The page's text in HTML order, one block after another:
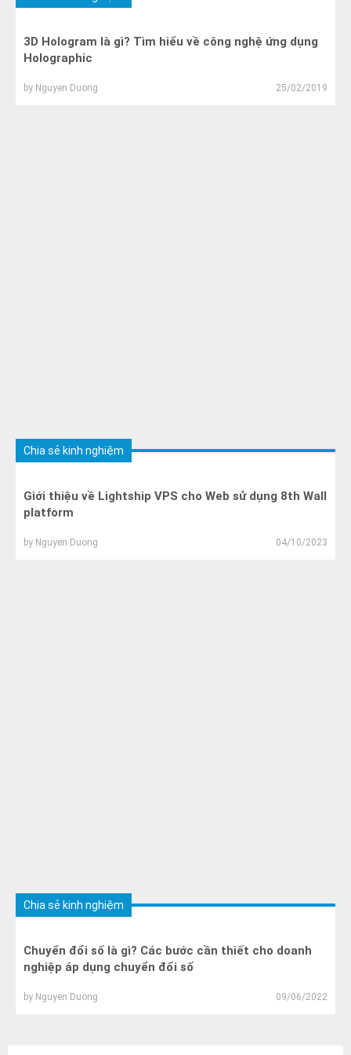
3D Hologram là gì? Tìm hiểu về công nghệ ứng dụng
Holographic
by Nguyen Duong 25/02/2019
Chia sẻ kinh nghiệm
Giới thiệu về Lightship VPS cho Web sử dụng 8th Wall
platform
by Nguyen Duong 04/10/2023
Chia sẻ kinh nghiệm
Chuyển đổi số là gì? Các bước cần thiết cho doanh
nghiệp áp dụng chuyển đổi số
by Nguyen Duong 09/06/2022